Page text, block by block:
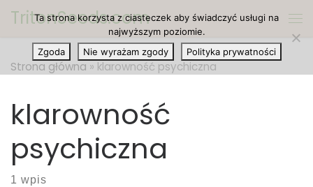
Przejdź do treści
TritonSeeds.com
Strona główna » klarowność psychiczna
klarowność
psychiczna
1 wpis
Ta strona korzysta z ciasteczek aby świadczyć usługi na
najwyższym poziomie.
Zgoda
Nie wyrażam zgody Polityka prywatności